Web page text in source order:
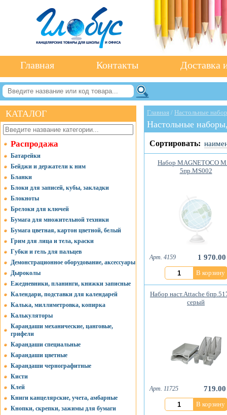
Главная Контакты Доставка
КАТАЛОГ
Распродажа
Батарейки
Бейджи и держатели к ним
Бланки
Блоки для записей, кубы, закладки
Блокноты
Брелоки для ключей
Бумага для множительной техники
Бумага цветная, картон цветной, белый
Грим для лица и тела, краски
Губки и гель для пальцев
Демонстрационное оборудование, аксессуары
Дыроколы
Ежедневники, планинги, книжки записные
Календари, подставки для календарей
Калька, миллиметровка, копирка
Калькуляторы
Карандаши механические, цанговые,
грифели
Карандаши специальные
Карандаши цветные
Карандаши чернографитные
Кисти
Клей
Книги канцелярские, учета, амбарные
Кнопки, скрепки, зажимы для бумаги
Главная / Настольные
Настольные
Сортировать:
Набор MAGNETOCO
5пр.MS002
Арт. 4159 1
В корзину
Набор наст.Attache
серый
Арт. 11725
В корзину